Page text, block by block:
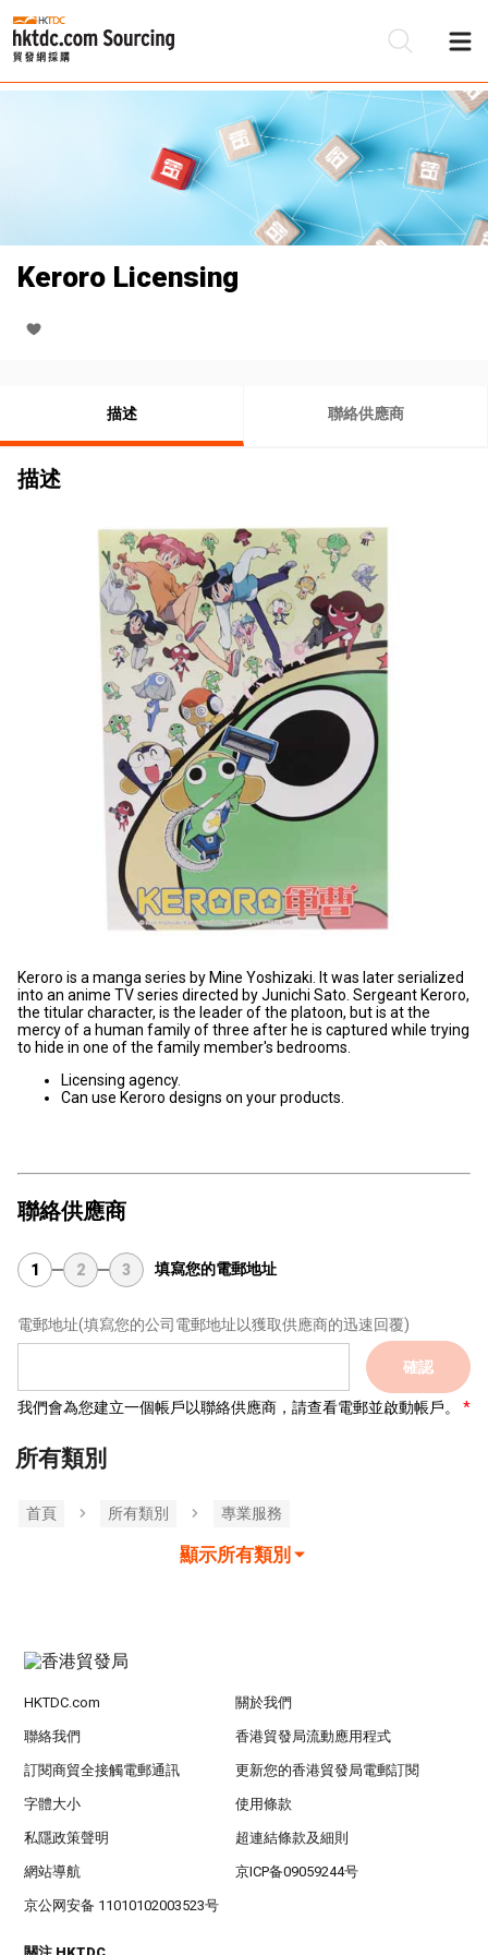
Keroro Licensing
描述 聯絡供應商
描述
Keroro is a manga series by Mine Yoshizaki. It was later serialized
into an anime TV series directed by Junichi Sato. Sergeant Keroro,
the titular character, is the leader of the platoon, but is at the
mercy of a human family of three after he is captured while trying
to hide in one of the family member's bedrooms.
Licensing agency.
Can use Keroro designs on your products.
聯絡供應商
1 2 3 填寫您的電郵地址
電郵地址(填寫您的公司電郵地址以獲取供應商的迅速回覆)
確認
我們會為您建立一個帳戶以聯絡供應商，請查看電郵並啟動帳戶。
所有類別
首頁 所有類別 專業服務
顯示所有類別
HKTDC.com 關於我們
聯絡我們 香港貿發局流動應用程式
訂閱商貿全接觸電郵通訊 更新您的香港貿發局電郵訂閱
字體大小 使用條款
私隱政策聲明 超連結條款及細則
網站導航 京ICP备09059244号
京公网安备 11010102003523号